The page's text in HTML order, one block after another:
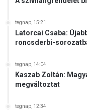
tegnap, 15:21
Latorcai Csaba:
roncsderbi-
tegnap, 14:04
Kaszab Zoltán:
megváltoztat
tegnap, 12:34